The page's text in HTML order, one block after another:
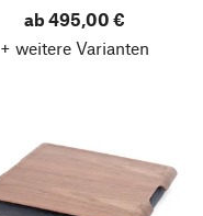
ab 495,00 €
+ weitere Varianten